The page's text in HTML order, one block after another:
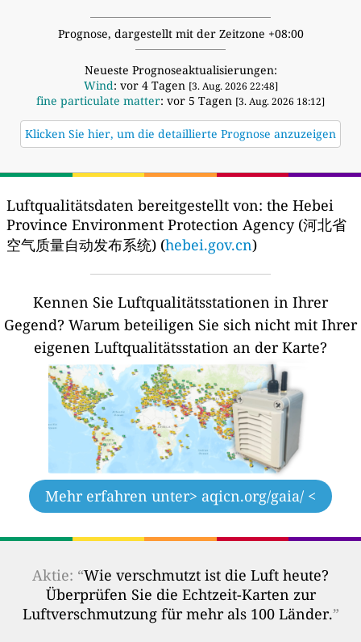
Prognose, dargestellt mit der Zeitzone +08:00
Neueste Prognoseaktualisierungen:
Wind: vor 4 Tagen [3. Aug. 2026 22:48]
fine particulate matter: vor 5 Tagen [3. Aug. 2026 18:12]
Klicken Sie hier, um die detaillierte Prognose anzuzeigen
Luftqualitätsdaten bereitgestellt von: the Hebei
Province Environment Protection Agency (河北省
空气质量自动发布系统) (hebei.gov.cn)
Kennen Sie Luftqualitätsstationen in Ihrer
Gegend? Warum beteiligen Sie sich nicht mit Ihrer
eigenen Luftqualitätsstation an der Karte?
Mehr erfahren unter> aqicn.org/gaia/ <
Aktie: “Wie verschmutzt ist die Luft heute?
Überprüfen Sie die Echtzeit-Karten zur
Luftverschmutzung für mehr als 100 Länder.”